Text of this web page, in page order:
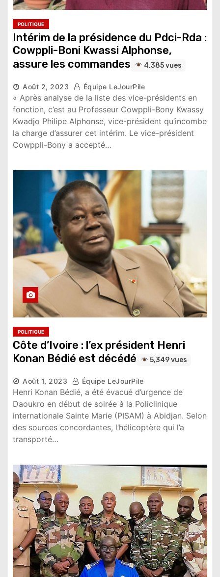
POLITIQUE
Intérim de la présidence du Pdci-Rda :
Cowppli-Boni Kwassi Alphonse,
assure les commandes
4,385 vues
Août 2, 2023 Équipe LeJourPile
« Après analyse de la liste des vice-présidents en
fonction, c’est au Professeur Cowppli-Bony Kwassy
Kwadjo Philipe Alphonse, vice-président qu’incombe
la charge d’assurer cet intérim. Le vice-président
Cowppli-Bony a accepté…
POLITIQUE
Côte d’Ivoire : l’ex président Henri
Konan Bédié est décédé
5,349 vues
Août 1, 2023 Équipe LeJourPile
Henri Konan Bédié, a été évacué d’urgence de
Daoukro en début de soirée à la Policlinique
internationale Sainte Marie (PISAM) à Abidjan. Selon
des sources concordantes, l’hélicoptère qui l’a
transporté…